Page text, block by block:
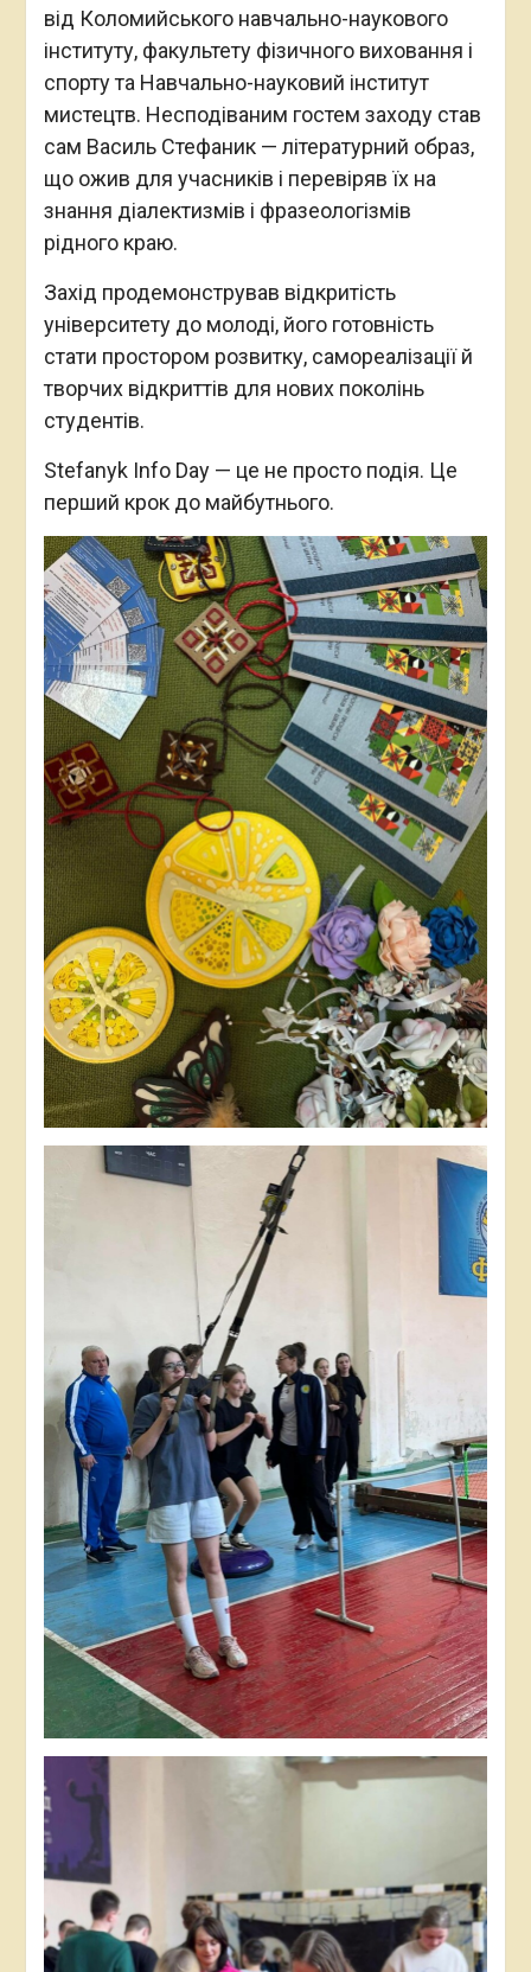
від Коломийського навчально-наукового
інституту, факультету фізичного виховання і
спорту та Навчально-науковий інститут
мистецтв. Несподіваним гостем заходу став
сам Василь Стефаник — літературний образ,
що ожив для учасників і перевіряв їх на
знання діалектизмів і фразеологізмів
рідного краю.
Захід продемонстрував відкритість
університету до молоді, його готовність
стати простором розвитку, самореалізації й
творчих відкриттів для нових поколінь
студентів.
Stefanyk Info Day — це не просто подія. Це
перший крок до майбутнього.